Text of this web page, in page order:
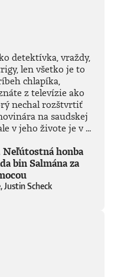
detektívka, vraždy,
len všetko je to
chlapíka,
z televízie ako
nechal rozštvrtiť
na saudskej
v jeho živote je v ...
Neľútostná honba
bin Salmána za
Justin Scheck